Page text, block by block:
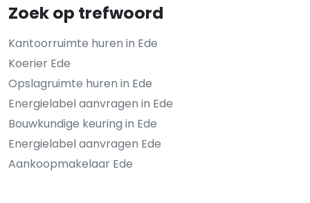
Zoek op trefwoord
Kantoorruimte huren in Ede
Koerier Ede
Opslagruimte huren in Ede
Energielabel aanvragen in Ede
Bouwkundige keuring in Ede
Energielabel aanvragen Ede
Aankoopmakelaar Ede